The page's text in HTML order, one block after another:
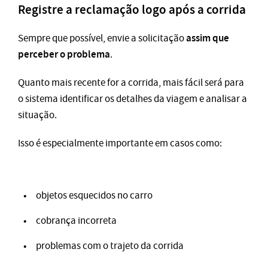
Registre a reclamação logo após a corrida
Sempre que possível, envie a solicitaçãoassim que
perceber o problema.
Quanto mais recente for a corrida, mais fácil será para
o sistema identificar os detalhes da viagem e analisar a
situação.
Isso é especialmente importante em casos como:
objetos esquecidos no carro
cobrança incorreta
problemas com o trajeto da corrida